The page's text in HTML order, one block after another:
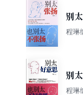
别
程琳
别
程琳